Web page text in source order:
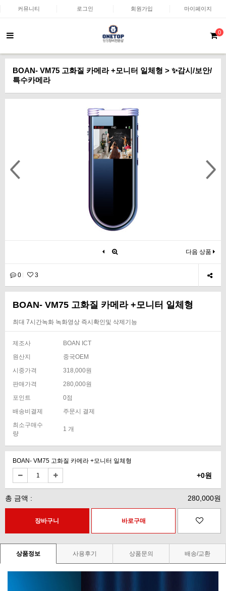
커뮤니티 로그인 회원가입 마이페이지
0
BOAN- VM75 고화질 카메라 +모니터 일체형 > ✨감시/보안/
특수카메라
다음 상품
0 3
BOAN- VM75 고화질 카메라 +모니터 일체형
최대 7시간녹화 녹화영상 즉시확인및 삭제기능
제조사
BOAN ICT
원산지
중국OEM
시중가격
318,000원
판매가격
280,000원
포인트
0점
배송비결제
주문시 결제
최소구매수
량
1 개
BOAN- VM75 고화질 카메라 +모니터 일체형
+0원
총 금액 : 280,000원
상품정보 사용후기 상품문의 배송/교환